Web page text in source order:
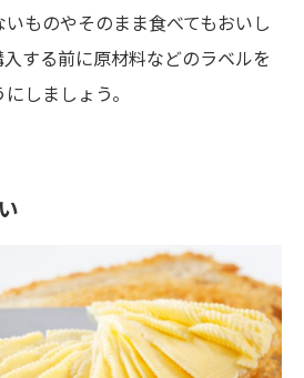
ものやそのまま食べてもおいし
する前に原材料などのラベルを
しましょう。